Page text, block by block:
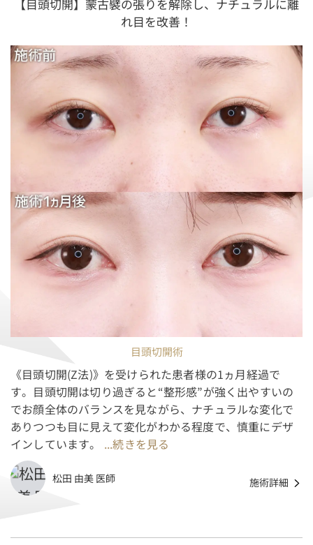
【目頭切開】蒙古襞の張りを解除し、ナチュラルに離
れ目を改善！
目頭切開術
《目頭切開(Z法)》を受けられた患者様の1ヵ月経過で
す。目頭切開は切り過ぎると“整形感”が強く出やすいの
でお顔全体のバランスを見ながら、ナチュラルな変化で
ありつつも目に見えて変化がわかる程度で、慎重にデザ
インしています。 ...続きを見る
松田 由美 医師 施術詳細